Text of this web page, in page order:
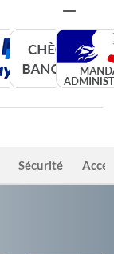
Sécurité